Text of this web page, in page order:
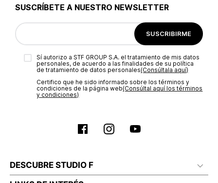
SUSCRÍBETE A NUESTRO NEWSLETTER
SUSCRIBIRME
Sí autorizo a STF GROUP S.A. el tratamiento de mis datos
personales, de acuerdo a las finalidades de su política
de tratamiento de datos personales‎(Consúltala aquí)
Certifico que he sido informado sobre los términos y
condiciones de la página web‎(Consúltal aquí los términos
y condiciones)
DESCUBRE STUDIO F